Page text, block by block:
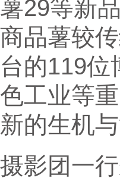
薯29等新
商品薯较
台的119位
色工业等
新的生机与
摄影团一